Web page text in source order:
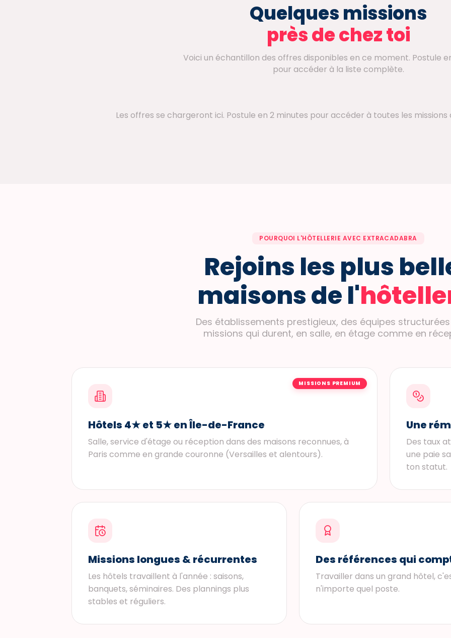
Quelques missions
près de chez toi
Voici un échantillon des offres disponibles en ce moment. Postule
pour accéder à la liste complète.
Les offres se chargeront ici. Postule en 2 minutes pour accéder à toutes les
POURQUOI L'HÔTELLERIE AVEC EXTRACADABRA
Rejoins les plus
maisons de l'
Des établissements prestigieux, des équipes
missions qui durent, en salle, en étage comme en
MISSIONS PREMIUM
Hôtels 4★ et 5★ en Île-de-France
Salle, service d'étage ou réception dans des maisons reconnues, à
Paris comme en grande couronne (Versailles et alentours).
Une
Des taux
une paie
ton statut.
Missions longues & récurrentes
Les hôtels travaillent à l'année : saisons,
banquets, séminaires. Des plannings plus
stables et réguliers.
Des références qui
Travailler dans un grand hôtel,
n'importe quel poste.